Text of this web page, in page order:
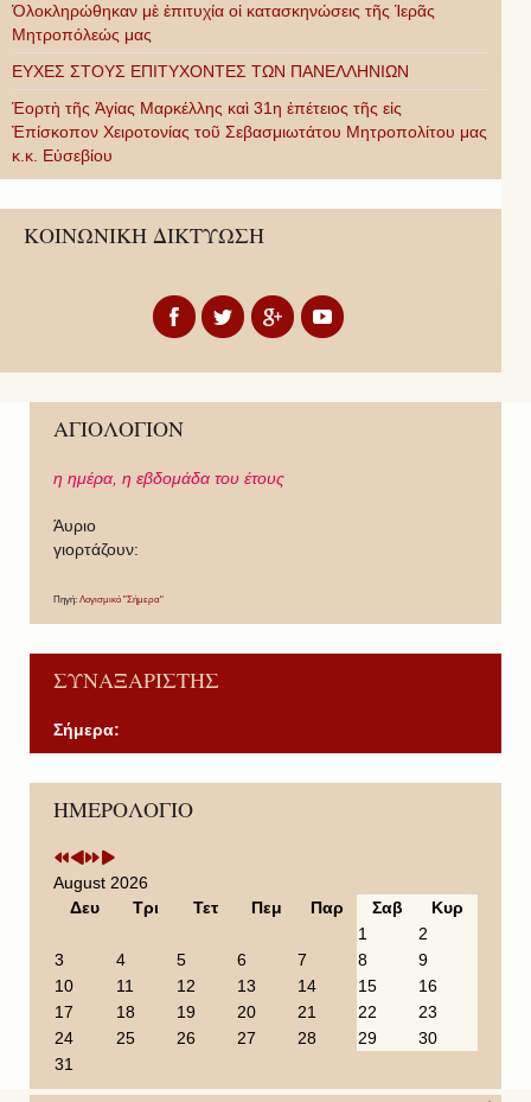
Ὁλοκληρώθηκαν μὲ ἐπιτυχία οἱ κατασκηνώσεις τῆς Ἱερᾶς
Μητροπόλεώς μας
ΕΥΧΕΣ ΣΤΟΥΣ ΕΠΙΤΥΧΟΝΤΕΣ ΤΩΝ ΠΑΝΕΛΛΗΝΙΩΝ
Ἑορτὴ τῆς Ἁγίας Μαρκέλλης καὶ 31η ἐπέτειος τῆς εἰς
Ἐπίσκοπον Χειροτονίας τοῦ Σεβασμιωτάτου Μητροπολίτου μας
κ.κ. Εὐσεβίου
ΚΟΙΝΩΝΙΚΗ ΔΙΚΤΥΩΣΗ
ΑΓΙΟΛΟΓΙΟΝ
η ημέρα, η εβδομάδα του έτους
Άυριο
γιορτάζουν:
Πηγή: Λογισμικό "Σήμερα"
ΣΥΝΑΞΑΡΙΣΤΗΣ
Σήμερα:
ΗΜΕΡΟΛΟΓΙΟ
P
r
v
i
e
a
r
P
r
v
i
o
o
t
h
N
e
t
Y
e
N
e
t
M
August 2026
Δευ
Τρι Τετ Πεμ Παρ Σαβ
Κυρ
1
2
3
4 5 6 7 8
9
10
11 12 13 14 15
16
17
18 19 20 21 22
23
24
25 26 27 28 29
30
31